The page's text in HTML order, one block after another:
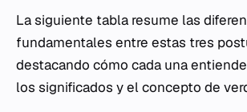
La siguiente tabla resume las
fundamentales entre estas tres
destacando cómo cada una
los significados y el concepto de